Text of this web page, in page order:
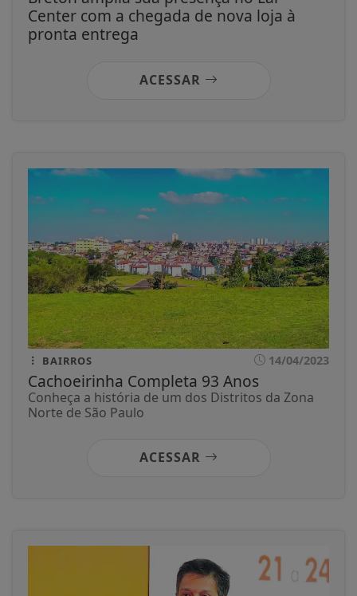
Center com a chegada de nova loja à
pronta entrega
ACESSAR
BAIRROS 14/04/2023
Cachoeirinha Completa 93 Anos
Conheça a história de um dos Distritos da Zona
Norte de São Paulo
ACESSAR